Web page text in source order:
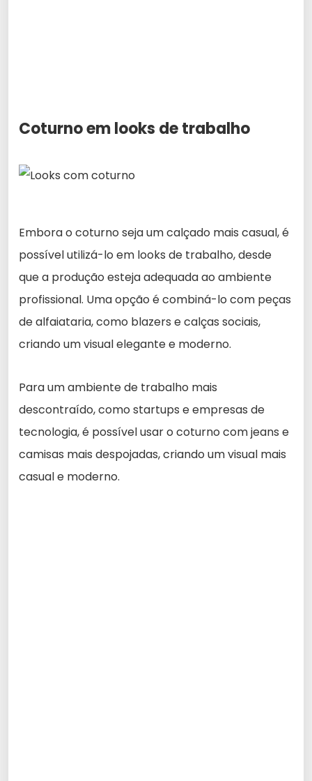
Coturno em looks de trabalho
Embora o coturno seja um calçado mais casual, é
possível utilizá-lo em looks de trabalho, desde
que a produção esteja adequada ao ambiente
profissional. Uma opção é combiná-lo com peças
de alfaiataria, como blazers e calças sociais,
criando um visual elegante e moderno.
Para um ambiente de trabalho mais
descontraído, como startups e empresas de
tecnologia, é possível usar o coturno com jeans e
camisas mais despojadas, criando um visual mais
casual e moderno.